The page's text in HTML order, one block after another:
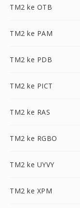
TM2 ke OTB
TM2 ke PAM
TM2 ke PDB
TM2 ke PICT
TM2 ke RAS
TM2 ke RGBO
TM2 ke UYVY
TM2 ke XPM